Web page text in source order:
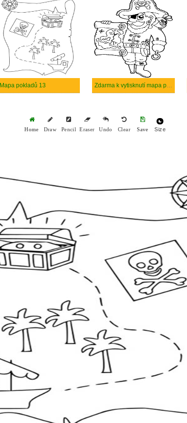
Mapa pokladů 13 Zdarma k vytisknutí mapa pokladů
Home Draw Pencil Eraser Undo Clear Save Size